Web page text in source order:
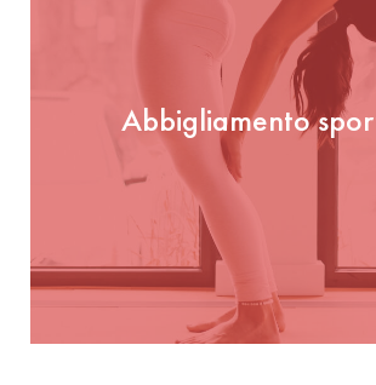
Abbigliamento
Abbigliamento